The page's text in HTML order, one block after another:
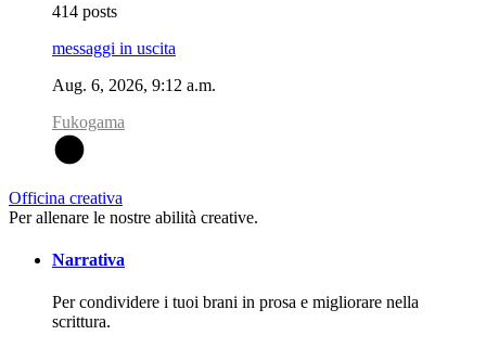
414 posts
messaggi in uscita
Aug. 6, 2026, 9:12 a.m.
Fukogama
Officina creativa
Per allenare le nostre abilità creative.
Narrativa
Per condividere i tuoi brani in prosa e migliorare nella
scrittura.